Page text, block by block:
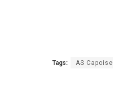
Tags: AS Capoise